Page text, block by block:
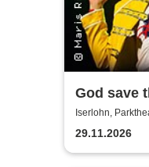
God save
Revival
Iserlohn,
29.11.2026